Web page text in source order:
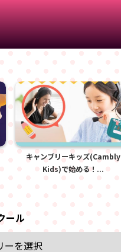
キャンブリーキッズ(Cambly
Kids)で始める！...
ール